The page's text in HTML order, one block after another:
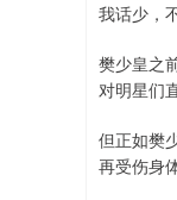
我话少，
樊少皇之
对明星们
但正如樊
再受伤身